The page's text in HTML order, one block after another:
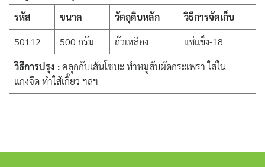
รหัส ขนาด วัตถุดิบหลัก
วิธีการจัดเก็บ
50112
500 กรัม ถั่วเหลือง
แช่แข็ง-18
วิธีการปรุง :คลุกกับเส้นโซบะ ทำหมูสับผัดกระเพรา ใส่ใน
แกงจืด ทำใส้เกี๊ยว ฯลฯ